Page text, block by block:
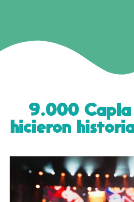
9.000 Capla
hicieron